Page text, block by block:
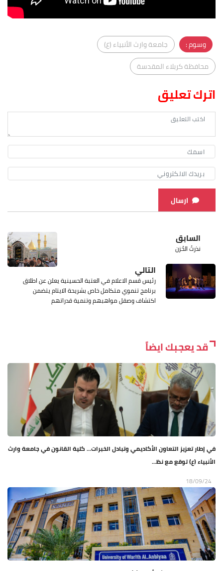
وسوم :
جامعة وارث الأنبياء (ع)
محافظة كربلاء المقدسة
اترك تعليق
ارسال
السابق
نذرتُ الحُزن
التالي
رئيس قسم الاعلام في العتبة الحسينية يعلن عن اطلاق
برنامج تنموي متكامل خاص بشريحة الايتام يتضمن
اكتشاف وصقل مواهبهم وتنمية قدراتهم
قد يعجبك ايضاً
في إطار تعزيز التعاون الأكاديمي وتبادل الخبرات... كلية القانون في جامعة وارث
الأنبياء (ع) توقع مع نظ...
18/09/24